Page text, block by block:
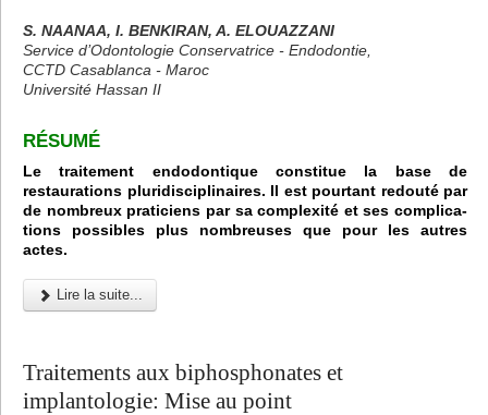
S. NAANAA, I. BENKIRAN, A. ELOUAZZANI
Service d’Odontologie Conservatrice - Endodontie,
CCTD Casablanca - Maroc
Université Hassan II
RÉSUMÉ
Le traitement endodontique constitue la base de
restaurations pluridisciplinaires. Il est pourtant redouté par
de nombreux praticiens par sa complexité et ses complica-
tions possibles plus nombreuses que pour les autres
actes.
Lire la suite...
Traitements aux biphosphonates et
implantologie: Mise au point